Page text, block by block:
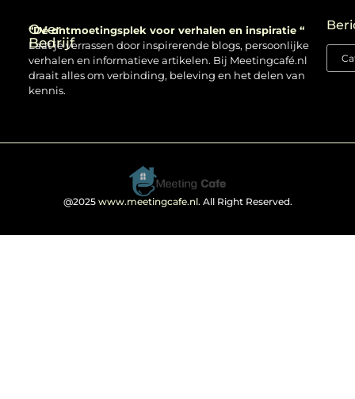
Over
Bedrijf
“Dé ontmoetingsplek voor verhalen en inspiratie “
Laat je verrassen door inspirerende blogs, persoonlijke
verhalen en informatieve artikelen. Bij Meetingcafé.nl
draait alles om verbinding, beleving en het delen van
kennis.
@2025 www.meetingcafe.nl. All Right Reserved.